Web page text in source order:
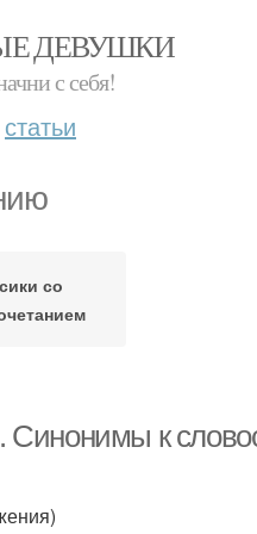
ДЕВУШКИ
с себя!
статьи
со
к